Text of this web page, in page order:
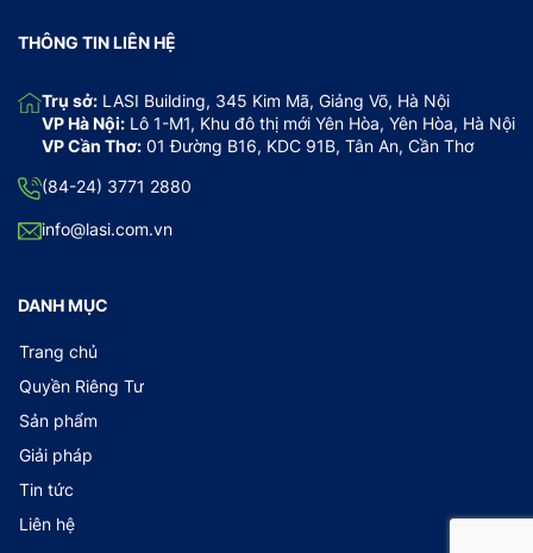
THÔNG TIN LIÊN HỆ
Trụ sở: LASI Building, 345 Kim Mã, Giảng Võ, Hà Nội
VP Hà Nội: Lô 1-M1, Khu đô thị mới Yên Hòa, Yên Hòa, Hà Nội
VP Cần Thơ: 01 Đường B16, KDC 91B, Tân An, Cần Thơ
(84-24) 3771 2880
info@lasi.com.vn
DANH MỤC
Trang chủ
Quyền Riêng Tư
Sản phẩm
Giải pháp
Tin tức
Liên hệ